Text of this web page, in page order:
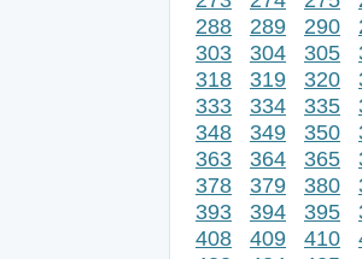
288
289 290
303
304 305
318
319 320
333
334 335
348
349 350
363
364 365
378
379 380
393
394 395
408
409 410